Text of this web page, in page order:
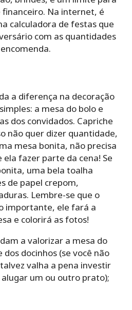
Na internet, é
calculadora de festas que
com as quantidades
a diferença na decoração
a mesa do bolo e
dos convidados. Capriche
não quer dizer quantidade,
mesa bonita, não precisa
ela fazer parte da cena! Se
uma bela toalha
de papel crepom,
Lembre-se que o
importante, ele fará a
e colorirá as fotos!
a valorizar a mesa do
docinhos (se você não
valha a pena investir
um ou outro prato);